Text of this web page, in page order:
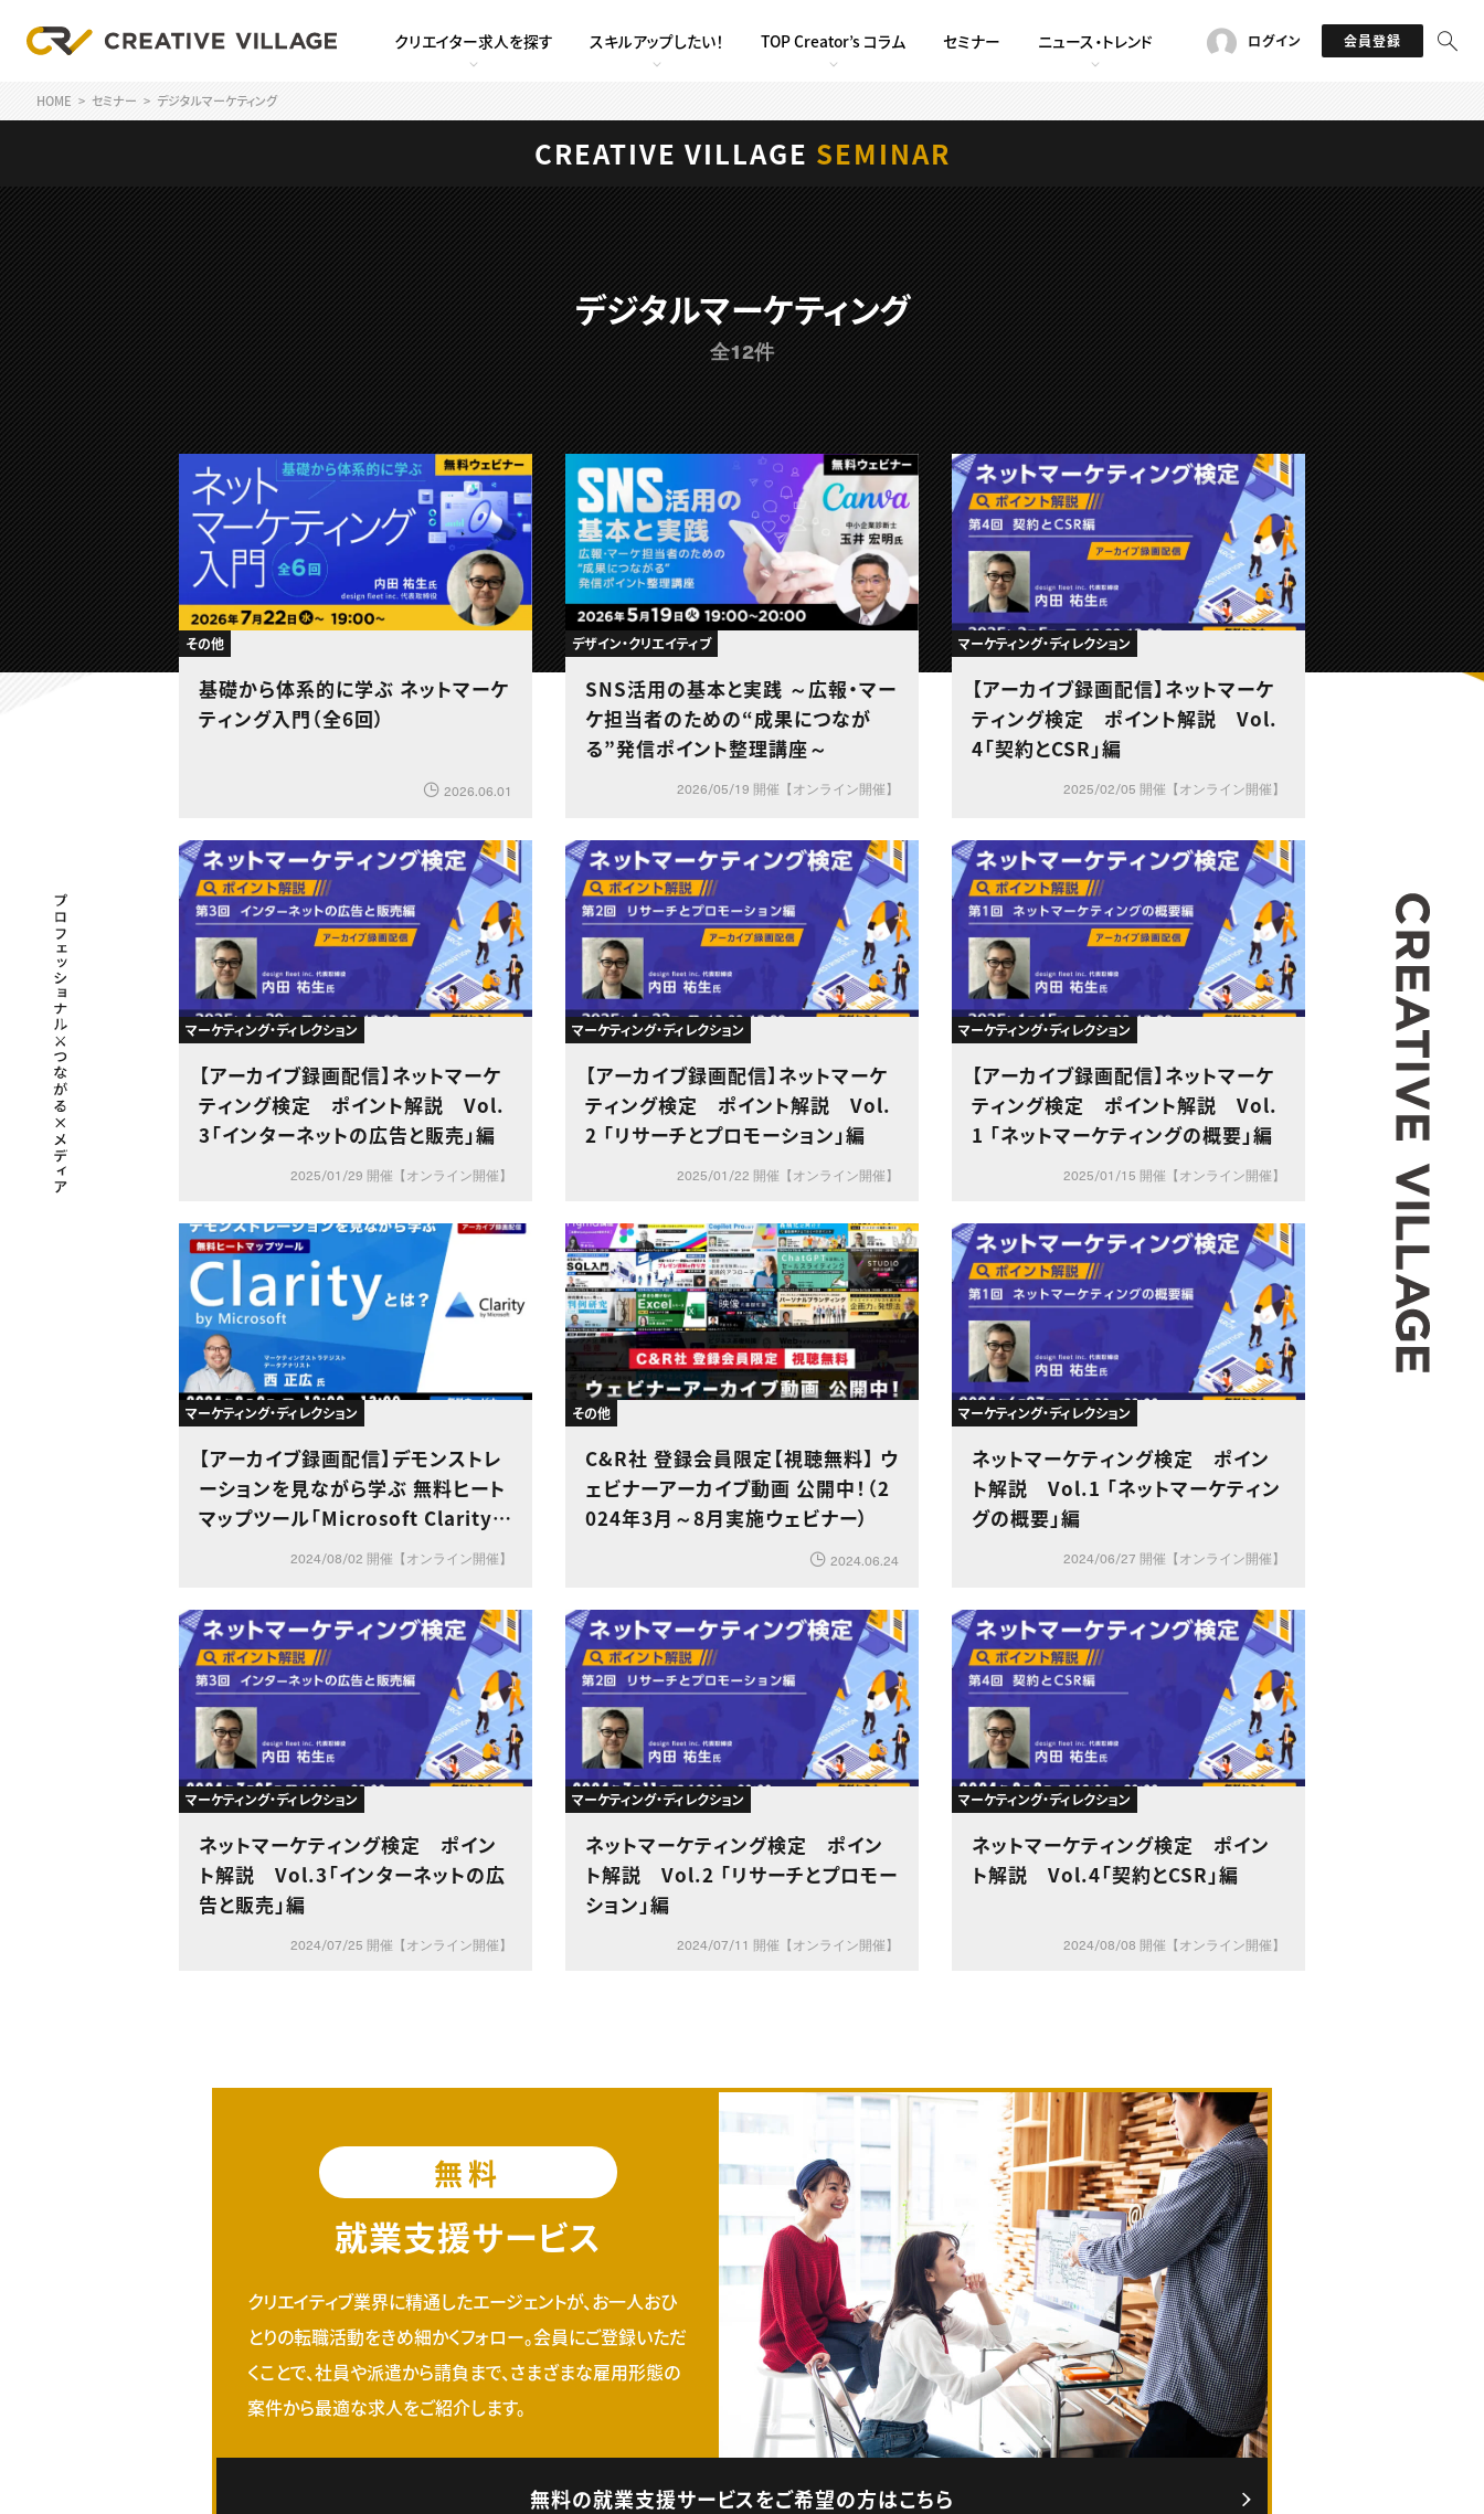
クリエイター求人を探す スキルアップしたい！ TOP Creator’s コラム セミナー ニュース・トレンド ログイン 会員登録
HOME セミナー デジタルマーケティング
CREATIVE VILLAGE SEMINAR
プロフェッショナル×つながる×メディア
デジタルマーケティング
全12件
その他
基礎から体系的に学ぶ ネットマーケ
ティング入門（全6回）
2026.06.01
デザイン・クリエイティブ
SNS活用の基本と実践 ～広報・マー
ケ担当者のための“成果につなが
る”発信ポイント整理講座～
2026/05/19 開催【オンライン開催】
マーケティング・ディレクション
【アーカイブ録画配信】ネットマーケ
ティング検定 ポイント解説 Vol.
4「契約とCSR」編
2025/02/05 開催【オンライン開催】
マーケティング・ディレクション
【アーカイブ録画配信】ネットマーケ
ティング検定 ポイント解説 Vol.
3「インターネットの広告と販売」編
2025/01/29 開催【オンライン開催】
マーケティング・ディレクション
【アーカイブ録画配信】ネットマーケ
ティング検定 ポイント解説 Vol.
2 「リサーチとプロモーション」編
2025/01/22 開催【オンライン開催】
マーケティング・ディレクション
【アーカイブ録画配信】ネットマーケ
ティング検定 ポイント解説 Vol.
1 「ネットマーケティングの概要」編
2025/01/15 開催【オンライン開催】
マーケティング・ディレクション
【アーカイブ録画配信】デモンストレ
ーションを見ながら学ぶ 無料ヒート
マップツール「Microsoft Clarity」
2024/08/02 開催【オンライン開催】
その他
C&R社 登録会員限定【視聴無料】 ウ
ェビナーアーカイブ動画 公開中！（2
024年3月～8月実施ウェビナー）
2024.06.24
マーケティング・ディレクション
ネットマーケティング検定 ポイン
ト解説 Vol.1 「ネットマーケティン
グの概要」編
2024/06/27 開催【オンライン開催】
マーケティング・ディレクション
ネットマーケティング検定 ポイン
ト解説 Vol.3「インターネットの広
告と販売」編
2024/07/25 開催【オンライン開催】
マーケティング・ディレクション
ネットマーケティング検定 ポイン
ト解説 Vol.2 「リサーチとプロモー
ション」編
2024/07/11 開催【オンライン開催】
マーケティング・ディレクション
ネットマーケティング検定 ポイン
ト解説 Vol.4「契約とCSR」編
2024/08/08 開催【オンライン開催】
無料
就業支援サービス
クリエイティブ業界に精通したエージェントが、お一人おひ
とりの転職活動をきめ細かくフォロー。会員にご登録いただ
くことで、社員や派遣から請負まで、さまざまな雇用形態の
案件から最適な求人をご紹介します。
無料の就業支援サービスをご希望の方はこちら